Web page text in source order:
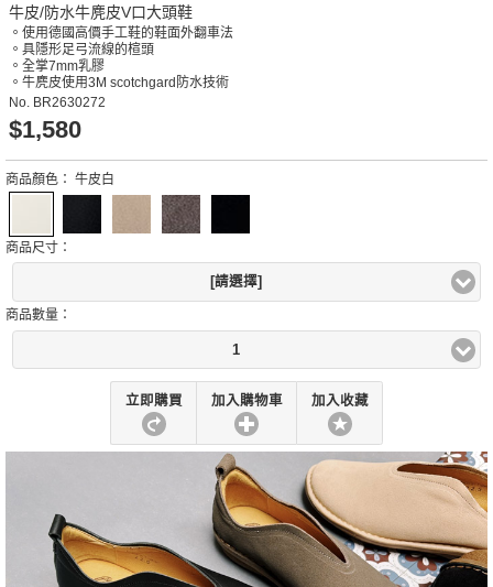
牛皮/防水牛麂皮V口大頭鞋
。使用德國高價手工鞋的鞋面外翻車法
。具隱形足弓流線的楦頭
。全掌7mm乳膠
。牛麂皮使用3M scotchgard防水技術
No. BR2630272
$1,580
商品顏色： 牛皮白
商品尺寸：
[請選擇]
商品數量：
1
立即購買 加入購物車 加入收藏